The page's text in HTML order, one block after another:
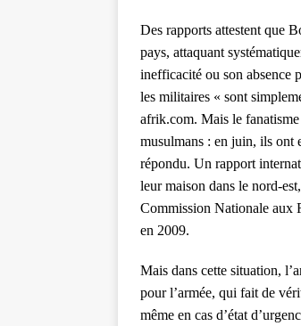
Des rapports attestent que
pays, attaquant
inefficacité ou son absence
les militaires « sont
afrik.com. Mais le
musulmans : en juin, ils ont
répondu. Un rapport
leur maison dans le nord-
Commission Nationale aux
en 2009.
Mais dans cette situation,
pour l’armée, qui fait de
même en cas d’état